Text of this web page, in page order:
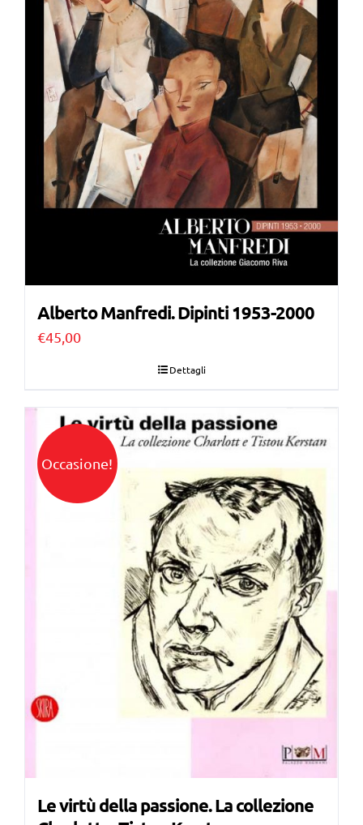
Alberto Manfredi. Dipinti 1953-2000
€45,00
Dettagli
Occasione!
Le virtù della passione. La collezione